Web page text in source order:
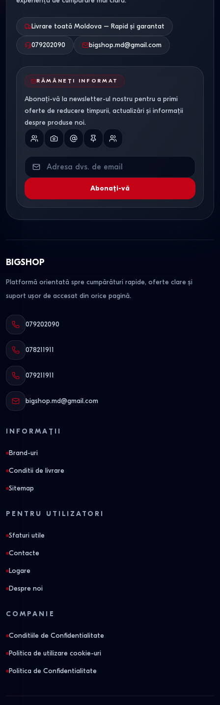
Livrare toată Moldova – Rapid și garantat
079202090 bigshop.md@gmail.com
RĂMÂNEȚI INFORMAT
Abonați-vă la newsletter-ul nostru pentru a primi
oferte de reducere timpurii, actualizări și informații
despre produse noi.
Abonați-vă
BIGSHOP
Platformă orientată spre cumpărături rapide, oferte clare și
suport ușor de accesat din orice pagină.
079202090
078211911
079211911
bigshop.md@gmail.com
INFORMAȚII
Brand-uri
Conditii de livrare
Sitemap
PENTRU UTILIZATORI
Sfaturi utile
Contacte
Logare
Despre noi
COMPANIE
Conditiile de Confidentialitate
Politica de utilizare cookie-uri
Politica de Confidentialitate